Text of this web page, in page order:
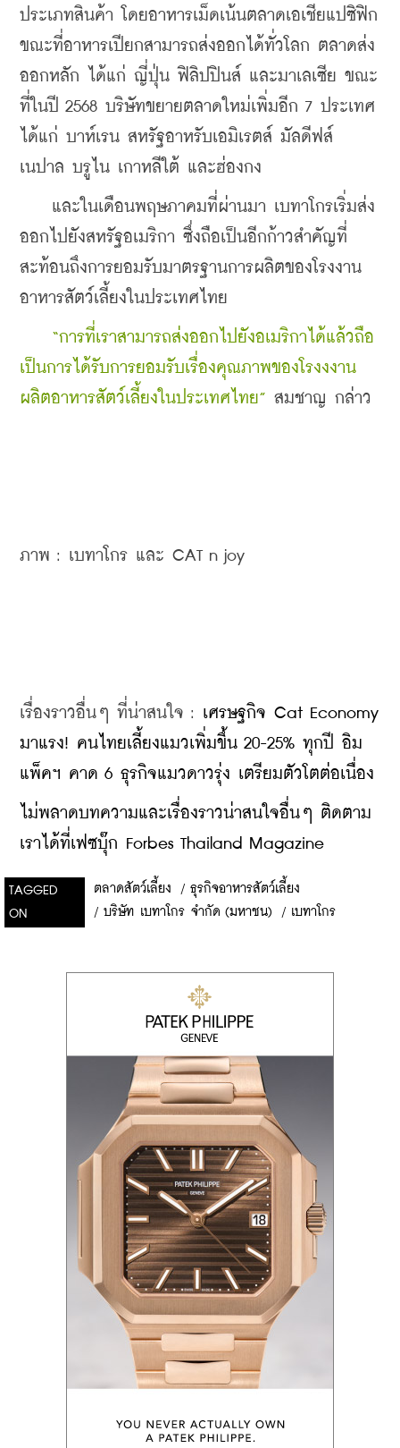
ประเภทสินค้า โดยอาหารเม็ดเน้นตลาดเอเชียแปซิฟิก
ขณะที่อาหารเปียกสามารถส่งออกได้ทั่วโลก ตลาดส่ง
ออกหลัก ได้แก่ ญี่ปุ่น ฟิลิปปินส์ และมาเลเซีย ขณะ
ที่ในปี 2568 บริษัทขยายตลาดใหม่เพิ่มอีก 7 ประเทศ
ได้แก่ บาห์เรน สหรัฐอาหรับเอมิเรตส์ มัลดีฟส์
เนปาล บรูไน เกาหลีใต้ และฮ่องกง
และในเดือนพฤษภาคมที่ผ่านมา เบทาโกรเริ่มส่ง
ออกไปยังสหรัฐอเมริกา ซึ่งถือเป็นอีกก้าวสำคัญที่
สะท้อนถึงการยอมรับมาตรฐานการผลิตของโรงงาน
อาหารสัตว์เลี้ยงในประเทศไทย
“การที่เราสามารถส่งออกไปยังอเมริกาได้แล้วถือ
เป็นการได้รับการยอมรับเรื่องคุณภาพของโรงงงาน
ผลิตอาหารสัตว์เลี้ยงในประเทศไทย” สมชาญ กล่าว
ภาพ : เบทาโกร และ CAT n joy
เรื่องราวอื่นๆ ที่น่าสนใจ : เศรษฐกิจ Cat Economy
มาแรง! คนไทยเลี้ยงแมวเพิ่มขึ้น 20-25% ทุกปี อิม
แพ็คฯ คาด 6 ธุรกิจแมวดาวรุ่ง เตรียมตัวโตต่อเนื่อง
ไม่พลาดบทความและเรื่องราวน่าสนใจอื่นๆ ติดตาม
เราได้ที่เฟซบุ๊ก Forbes Thailand Magazine
TAGGED
ON
ตลาดสัตว์เลี้ยง / ธุรกิจอาหารสัตว์เลี้ยง
/ บริษัท เบทาโกร จำกัด (มหาชน) / เบทาโกร